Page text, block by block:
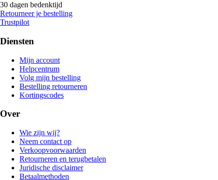
30 dagen bedenktijd
Retourneer je bestelling
Trustpilot
Diensten
Mijn account
Helpcentrum
Volg mijn bestelling
Bestelling retourneren
Kortingscodes
Over
Wie zijn wij?
Neem contact op
Verkoopvoorwaarden
Retourneren en terugbetalen
Juridische disclaimer
Betaalmethoden